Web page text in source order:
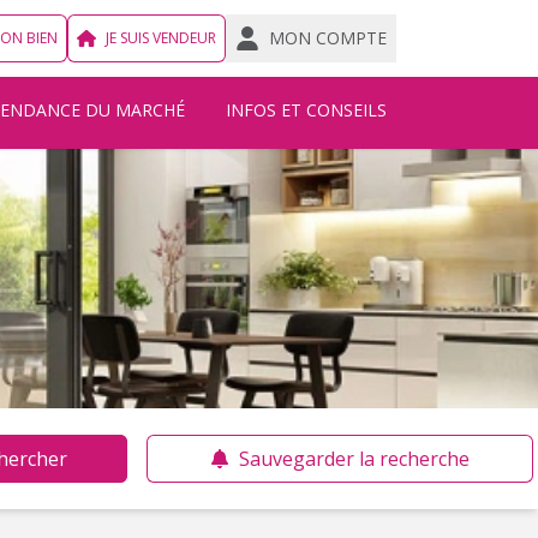
BIEN JE SUIS VENDEUR MON COMPTE
DU MARCHÉ INFOS ET CONSEILS
Sauvegarder la recherche